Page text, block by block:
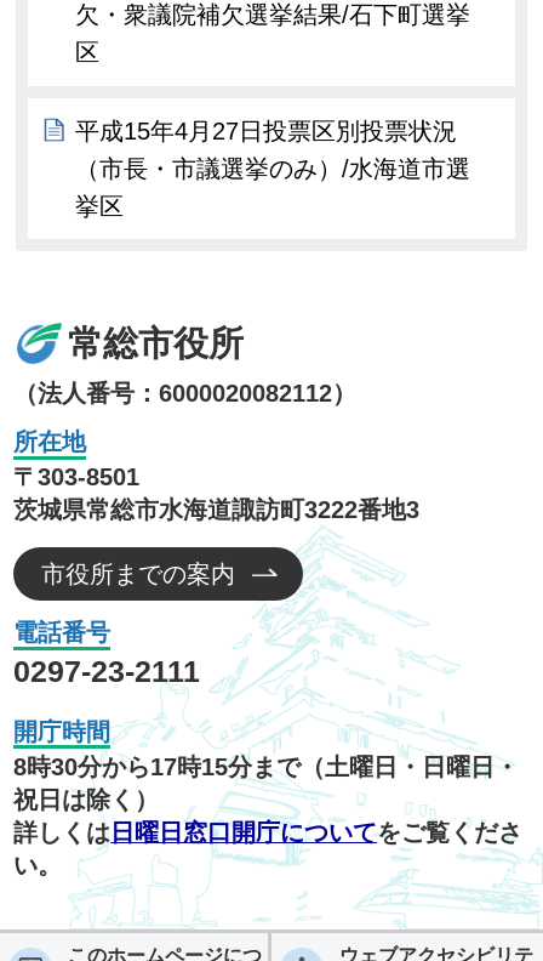
欠・衆議院補欠選挙結果/石下町選挙
区
平成15年4月27日投票区別投票状況
（市長・市議選挙のみ）/水海道市選
挙区
常総市役所
（法人番号：6000020082112）
所在地
〒303-8501
茨城県常総市水海道諏訪町3222番地3
市役所までの案内
電話番号
0297-23-2111
開庁時間
8時30分から17時15分まで（土曜日・日曜日・
祝日は除く）
詳しくは 日曜日窓口開庁についてをご覧くださ
い。
このホームページにつ ウェブアクセシビリテ